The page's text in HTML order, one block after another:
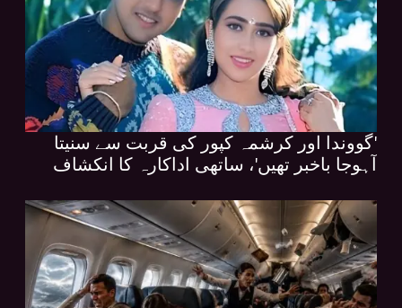
'گووندا اور کرشمہ کپور کی قربت سے سنیتا
آہوجا باخبر تھیں'، ساتھی اداکارہ کا انکشاف